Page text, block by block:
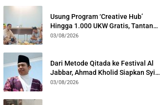
Usung Program ‘Creative Hub’
Hingga 1.000 UKW Gratis, Tantan
Sulthon Paparkan Visi PWI Jabar di
03/08/2026
Dari Metode Qitada ke Festival Al
Jabbar, Ahmad Kholid Siapkan Syiar
Al-Qur’an Lewat Nada
03/08/2026